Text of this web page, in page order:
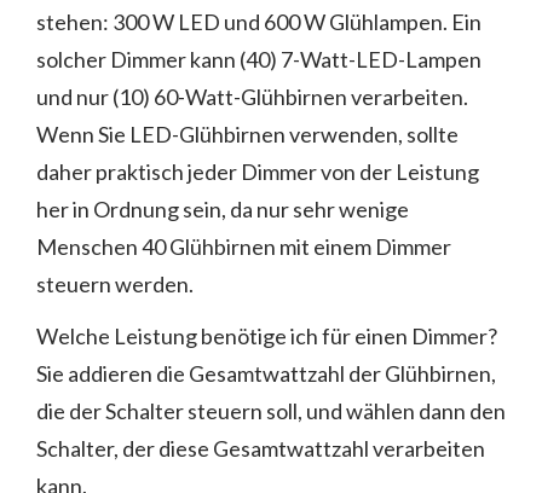
stehen: 300 W LED und 600 W Glühlampen. Ein
solcher Dimmer kann (40) 7-Watt-LED-Lampen
und nur (10) 60-Watt-Glühbirnen verarbeiten.
Wenn Sie LED-Glühbirnen verwenden, sollte
daher praktisch jeder Dimmer von der Leistung
her in Ordnung sein, da nur sehr wenige
Menschen 40 Glühbirnen mit einem Dimmer
steuern werden.
Welche Leistung benötige ich für einen Dimmer?
Sie addieren die Gesamtwattzahl der Glühbirnen,
die der Schalter steuern soll, und wählen dann den
Schalter, der diese Gesamtwattzahl verarbeiten
kann.